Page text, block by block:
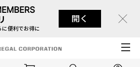
便利でお得に
開く